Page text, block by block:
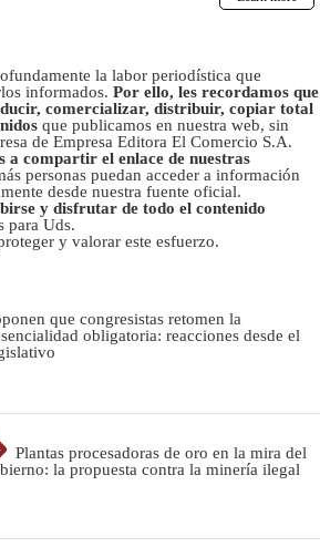
la labor periodística que
informados. Por ello, les recordamos que
comercializar, distribuir, copiar total
que publicamos en nuestra web, sin
de Empresa Editora El Comercio S.A.
a compartir el enlace de nuestras
personas puedan acceder a información
desde nuestra fuente oficial.
y disfrutar de todo el contenido
para Uds.
y valorar este esfuerzo.
que congresistas retomen la
obligatoria: reacciones desde el
Plantas procesadoras de oro en la mira del
la propuesta contra la minería ilegal